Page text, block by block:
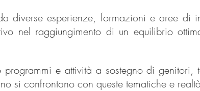
diverse esperienze, formazioni e aree di
nel raggiungimento di un equilibrio
programmi e attività a sostegno di genitori,
si confrontano con queste tematiche e